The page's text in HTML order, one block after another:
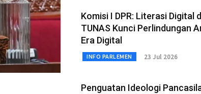
Komisi I DPR: Literasi Digital
TUNAS Kunci Perlindungan
Era Digital
INFO PARLEMEN 23 Jul 2026
Penguatan Ideologi